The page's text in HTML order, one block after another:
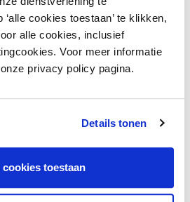
cookies toestaan’ te klikken,
alle cookies, inclusief
Voor meer informatie
privacy policy pagina.
Details tonen
cookies toestaan
meer